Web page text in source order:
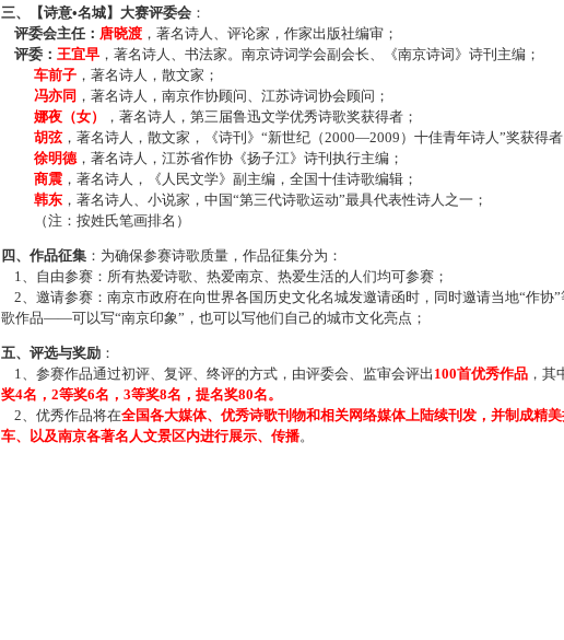
三、【诗意•名城】大赛评委会 ：
评委会主任： 唐晓渡 ，著名诗人、评论家，作家出版社编审；
评委： 王宜早 ，著名诗人、书法家。南京诗词学会副会长、《南京诗词》诗刊主编；
车前子 ，著名诗人，散文家；
冯亦同 ，著名诗人，南京作协顾问、江苏诗词协会顾问；
娜夜（女）
，著名诗人，第三届鲁迅文学优秀诗歌奖获得者；
胡弦，著名诗人，散文家，《诗刊》“新世纪（2000—2009）十佳青年诗人”奖获得者
徐明德，著名诗人，江苏省作协《扬子江》诗刊执行主编；
商震 ，著名诗人，《人民文学》副主编，全国十佳诗歌编辑；
韩东 ，著名诗人、小说家，中国“第三代诗歌运动”最具代表性诗人之一；
（注：按姓氏笔画排名）
四、作品征集 ：为确保参赛诗歌质量，作品征集分为：
1、自由参赛：所有热爱诗歌、热爱南京、热爱生活的人们均可参赛；
2、邀请参赛：南京市政府在向世界各国历史文化名城发邀请函时，同时邀请当地“作协
歌作品——可以写“南京印象”，也可以写他们自己的城市文化亮点；
五、评选与奖励 ：
1、参赛作品通过初评、复评、终评的方式，由评委会、监审会评出 100首优秀作品 ，其
奖4名，2等奖6名，3等奖8名，提名奖80名。
2、优秀作品将在全国各大媒体、优秀诗歌刊物和相关网络媒体上陆续刊发，并制成精
车、以及南京各著名人文景区内进行展示、传播。